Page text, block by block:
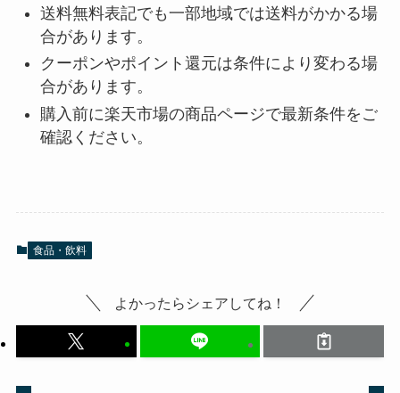
送料無料表記でも一部地域では送料がかかる場
合があります。
クーポンやポイント還元は条件により変わる場
合があります。
購入前に楽天市場の商品ページで最新条件をご
確認ください。
食品・飲料
よかったらシェアしてね！